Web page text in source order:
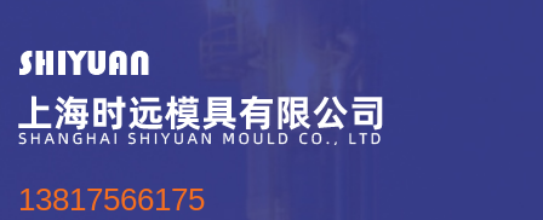
13817566175